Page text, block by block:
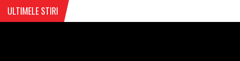
ULTIMELE STIRI